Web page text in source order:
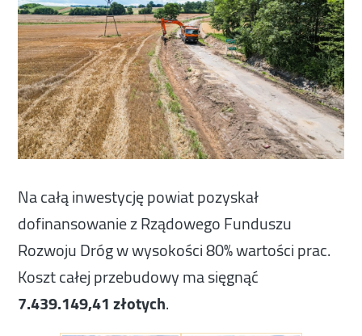
Na całą inwestycję powiat pozyskał
dofinansowanie z Rządowego Funduszu
Rozwoju Dróg w wysokości 80% wartości prac.
Koszt całej przebudowy ma sięgnąć
7.439.149,41 złotych.